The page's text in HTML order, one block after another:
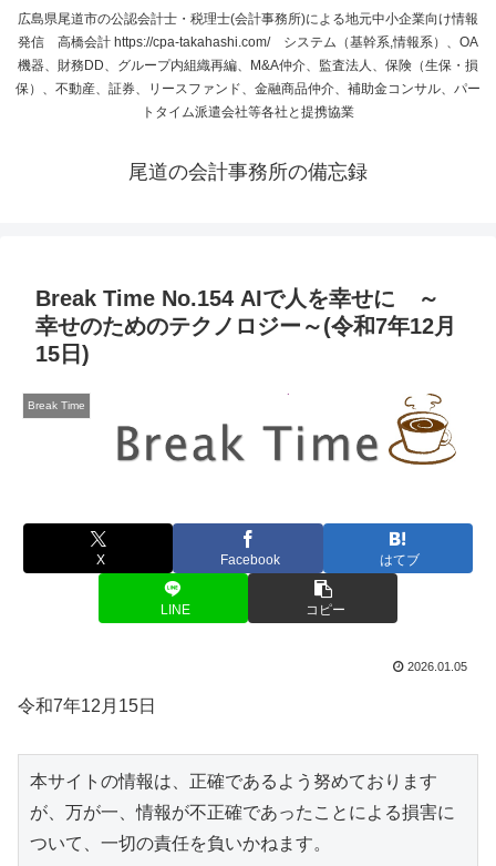
広島県尾道市の公認会計士・税理士(会計事務所)による地元中小企業向け情報
発信 高橋会計 https://cpa-takahashi.com/ システム（基幹系,情報系）、OA
機器、財務DD、グループ内組織再編、M&A仲介、監査法人、保険（生保・損
保）、不動産、証券、リースファンド、金融商品仲介、補助金コンサル、パー
トタイム派遣会社等各社と提携協業
尾道の会計事務所の備忘録
Break Time No.154 AIで人を幸せに ～
幸せのためのテクノロジー～(令和7年12月
15日)
Break Time
X Facebook はてブ
LINE コピー
2026.01.05
令和7年12月15日
本サイトの情報は、正確であるよう努めております
が、万が一、情報が不正確であったことによる損害に
ついて、一切の責任を負いかねます。